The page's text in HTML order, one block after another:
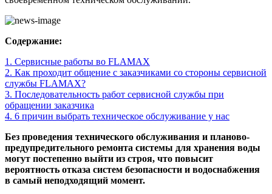
Содержание:
1. Сервисные работы во FLAMAX
2. Как проходит общение с заказчиками со стороны сервисной
службы FLAMAX?
3. Последовательность работ сервисной службы при
обращении заказчика
4. 6 причин выбрать техническое обслуживание у нас
Без проведения технического обслуживания и планово-
предупредительного ремонта системы для хранения воды
могут постепенно выйти из строя, что повысит
вероятность отказа систем безопасности и водоснабжения
в самый неподходящий момент.